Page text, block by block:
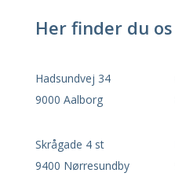
Her finder du os
Hadsundvej 34
9000 Aalborg
Skrågade 4 st
9400 Nørresundby